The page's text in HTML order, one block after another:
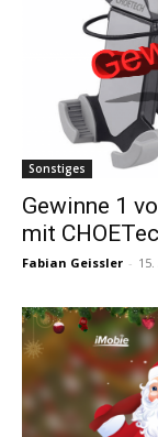
Sonstiges
Gewinne 1
mit
Fabian Geissler -